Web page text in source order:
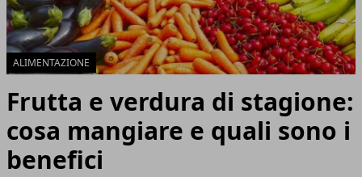
ALIMENTAZIONE
Frutta e verdura di stagione:
cosa mangiare e quali sono i
benefici